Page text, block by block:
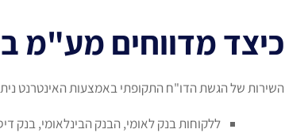
כיצד מדווחים מע"מ
השירות של הגשת הדו"ח התקופתי באמצעות האינטרנט
ללקוחות בנק לאומי, הבנק הבינלאומי, בנק